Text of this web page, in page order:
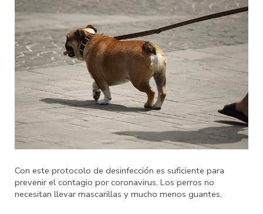
Con este protocolo de desinfección es suficiente para
prevenir el contagio por coronavirus. Los perros no
necesitan llevar mascarillas y mucho menos guantes.